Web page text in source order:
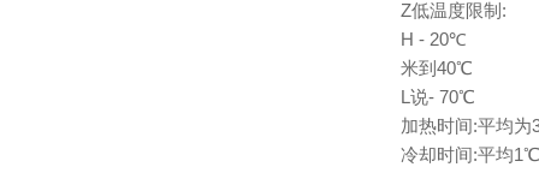
Z低温度限制:
H - 20℃
米到40℃
L说- 70℃
加热时间:平均
冷却时间:平均